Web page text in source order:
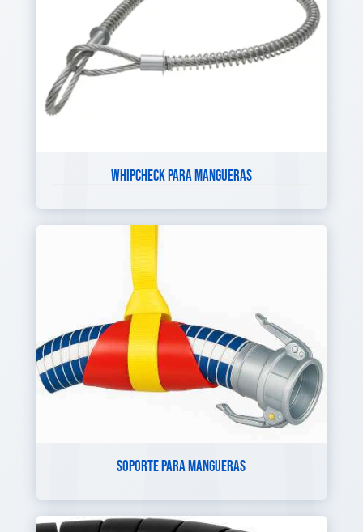
WHIPCHECK PARA MANGUERAS
SOPORTE PARA MANGUERAS